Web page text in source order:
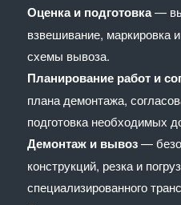
Оценка и подготовка—
взвешивание, маркировка
схемы вывоза.
Планирование работ и
плана демонтажа,
подготовка необходимых
Демонтаж и вывоз—
конструкций, резка и
специализированного